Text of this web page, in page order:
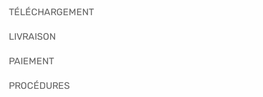
TÉLÉCHARGEMENT
LIVRAISON
PAIEMENT
PROCÉDURES